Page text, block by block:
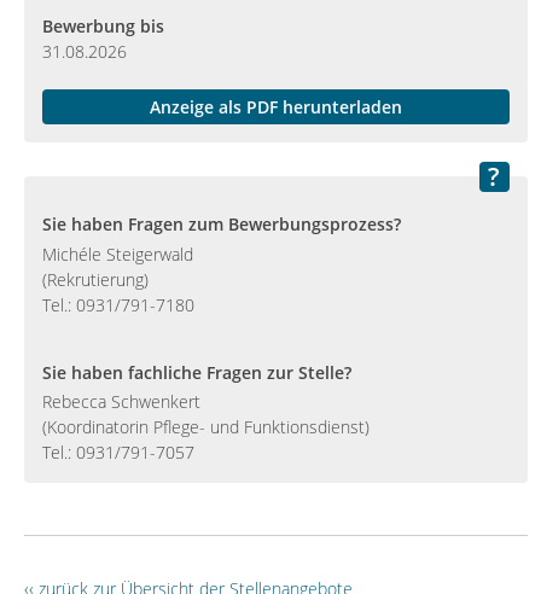
Bewerbung bis
31.08.2026
Anzeige als PDF herunterladen
Sie haben Fragen zum Bewerbungsprozess?
Michéle Steigerwald
(Rekrutierung)
Tel.: 0931/791-7180
Sie haben fachliche Fragen zur Stelle?
Rebecca Schwenkert
(Koordinatorin Pflege- und Funktionsdienst)
Tel.: 0931/791-7057
‹‹ zurück zur Übersicht der Stellenangebote